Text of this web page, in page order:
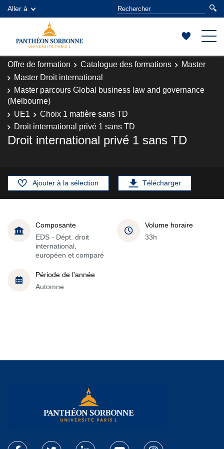
Aller à
Offre de formation Catalogue des formations
Master
Master Droit international
Master parcours Global business law and governance
(Melbourne)
UE1
Choix 1 matière sans TD
Droit international privé 1 sans TD
Droit international privé 1 sans TD
Ajouter à la sélection Télécharger
Composante
EDS - Dépt. droit
international,
européen et comparé
Volume horaire
33h
Période de l'année
Automne